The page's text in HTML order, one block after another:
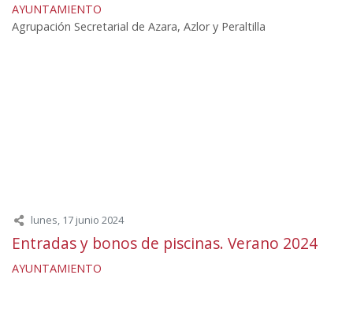
AYUNTAMIENTO
Agrupación Secretarial de Azara, Azlor y Peraltilla
lunes, 17 junio 2024
Entradas y bonos de piscinas. Verano 2024
AYUNTAMIENTO